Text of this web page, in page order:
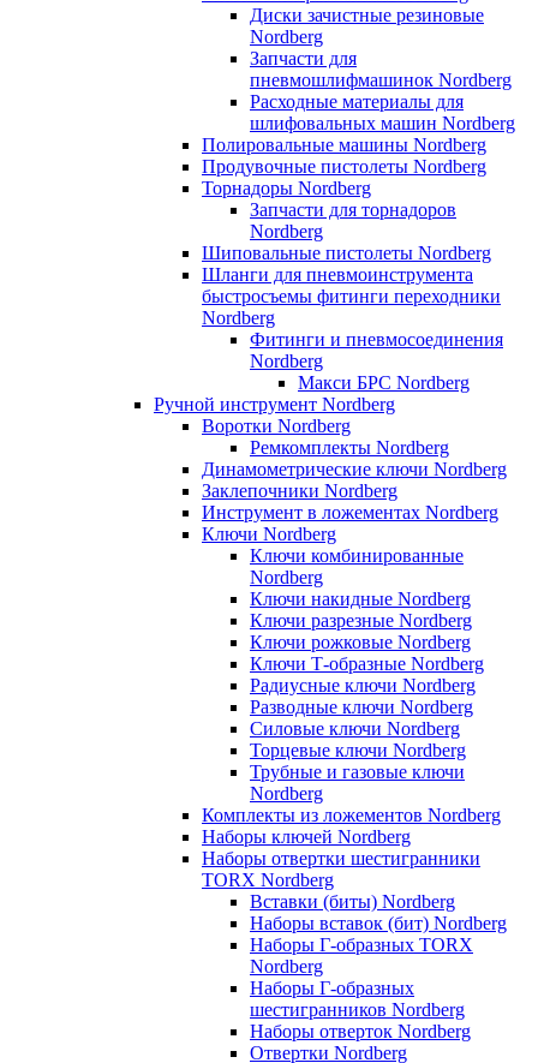
Диски зачистные резиновые
Nordberg
Запчасти для
пневмошлифмашинок Nordberg
Расходные материалы для
шлифовальных машин Nordberg
Полировальные машины Nordberg
Продувочные пистолеты Nordberg
Торнадоры Nordberg
Запчасти для торнадоров
Nordberg
Шиповальные пистолеты Nordberg
Шланги для пневмоинструмента
быстросъемы фитинги переходники
Nordberg
Фитинги и пневмосоединения
Nordberg
Макси БРС Nordberg
Ручной инструмент Nordberg
Воротки Nordberg
Ремкомплекты Nordberg
Динамометрические ключи Nordberg
Заклепочники Nordberg
Инструмент в ложементах Nordberg
Ключи Nordberg
Ключи комбинированные
Nordberg
Ключи накидные Nordberg
Ключи разрезные Nordberg
Ключи рожковые Nordberg
Ключи Т-образные Nordberg
Радиусные ключи Nordberg
Разводные ключи Nordberg
Силовые ключи Nordberg
Торцевые ключи Nordberg
Трубные и газовые ключи
Nordberg
Комплекты из ложементов Nordberg
Наборы ключей Nordberg
Наборы отвертки шестигранники
TORX Nordberg
Вставки (биты) Nordberg
Наборы вставок (бит) Nordberg
Наборы Г-образных TORX
Nordberg
Наборы Г-образных
шестигранников Nordberg
Наборы отверток Nordberg
Отвертки Nordberg